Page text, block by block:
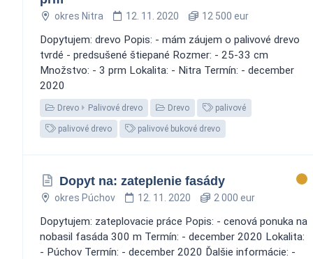
okres Nitra 12. 11. 2020 12 500 eur
Dopytujem: drevo Popis: - mám záujem o palivové drevo
tvrdé - predsušené štiepané Rozmer: - 25-33 cm
Množstvo: - 3 prm Lokalita: - Nitra Termín: - december
2020
Drevo Palivové drevo Drevo palivové
palivové drevo palivové bukové drevo
Dopyt na: zateplenie fasády
okres Púchov 12. 11. 2020 2 000 eur
Dopytujem: zateplovacie práce Popis: - cenová ponuka na
nobasil fasáda 300 m Termín: - december 2020 Lokalita:
- Púchov Termín: - december 2020 Ďalšie informácie: -